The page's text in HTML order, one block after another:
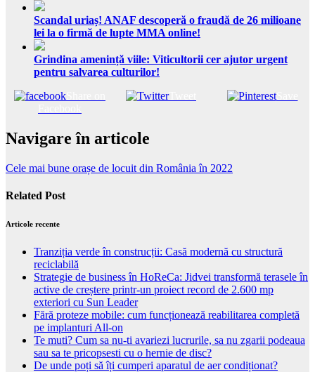
Scandal uriaș! ANAF descoperă o fraudă de 26 milioane
lei la o firmă de lupte MMA online!
Grindina amenință viile: Viticultorii cer ajutor urgent
pentru salvarea culturilor!
Tweet Save
Navigare în articole
Cele mai bune orașe de locuit din România în 2022
Related Post
Articole recente
Tranziția verde în construcții: Casă modernă cu structură
reciclabilă
Strategie de business în HoReCa: Jidvei transformă terasele în
active de creștere printr-un proiect record de 2.600 mp
exteriori cu Sun Leader
Fără proteze mobile: cum funcționează reabilitarea completă
pe implanturi All-on
Te muti? Cum sa nu-ti avariezi lucrurile, sa nu zgarii podeaua
sau sa te pricopsesti cu o hernie de disc?
De unde poți să îți cumperi aparatul de aer condiționat?